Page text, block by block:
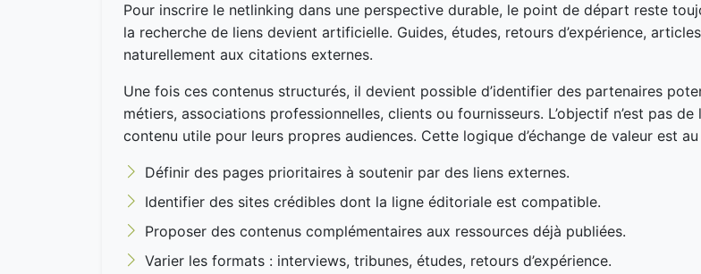
Pour inscrire le netlinking dans une perspective durable, le point de départ reste
la recherche de liens devient artificielle. Guides, études, retours d’expérience,
naturellement aux citations externes.
Une fois ces contenus structurés, il devient possible d’identifier des partenaires
métiers, associations professionnelles, clients ou fournisseurs. L’objectif n’est pas
contenu utile pour leurs propres audiences. Cette logique d’échange de valeur est
Définir des pages prioritaires à soutenir par des liens externes.
Identifier des sites crédibles dont la ligne éditoriale est compatible.
Proposer des contenus complémentaires aux ressources déjà publiées.
Varier les formats : interviews, tribunes, études, retours d’expérience.